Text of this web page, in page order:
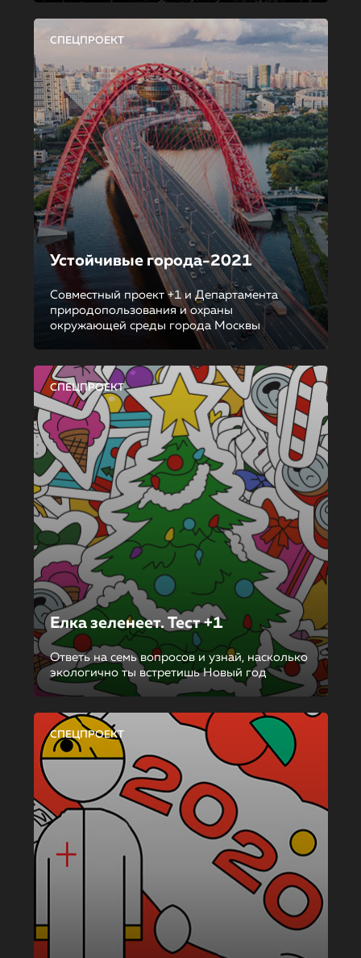
СПЕЦПРОЕКТ
Устойчивые города-2021
Совместный проект +1 и Департамента
природопользования и охраны
окружающей среды города Москвы
СПЕЦПРОЕКТ
Елка зеленеет. Тест +1
Ответь на семь вопросов и узнай, насколько
экологично ты встретишь Новый год
СПЕЦПРОЕКТ